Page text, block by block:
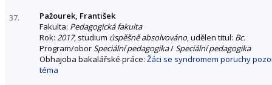
37.
Pažourek, František
Fakulta: Pedagogická fakulta
Rok: 2017, studium úspěšně absolvováno, udělen titul: Bc.
Program/oborSpeciální pedagogika/Speciální pedagogika
Obhajoba bakalářské práce: Žáci se syndromem poruchy
téma